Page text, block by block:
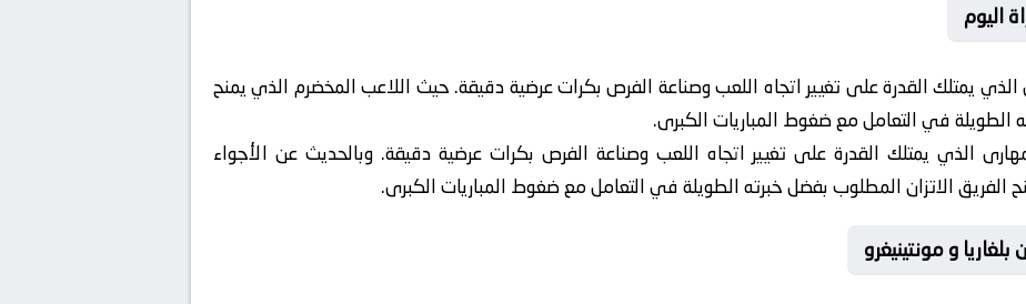
اليوم
الذي يمتلك القدرة على تغيير اتجاه اللعب وصناعة الفرص بكرات عرضية دقيقة. حيث اللاعب المخضرم الذي يمنح
الطويلة في التعامل مع ضغوط المباريات الكبرى.
الذي يمتلك القدرة على تغيير اتجاه اللعب وصناعة الفرص بكرات عرضية دقيقة. وبالحديث عن الأجواء
الفريق الاتزان المطلوب بفضل خبرته الطويلة في التعامل مع ضغوط المباريات الكبرى.
و مونتينيغرو